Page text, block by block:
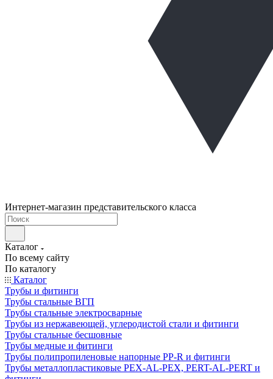
Интернет-магазин представительского класса
Каталог
По всему сайту
По каталогу
Каталог
Трубы и фитинги
Трубы стальные ВГП
Трубы стальные электросварные
Трубы из нержавеющей, углеродистой стали и фитинги
Трубы стальные бесшовные
Трубы медные и фитинги
Трубы полипропиленовые напорные PP-R и фитинги
Трубы металлопластиковые PEX-AL-PEX, PERT-AL-PERT и